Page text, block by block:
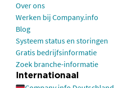
Over ons
Werken bij Company.info
Blog
Systeem status en storingen
Gratis bedrijfsinformatie
Zoek branche-informatie
Internationaal